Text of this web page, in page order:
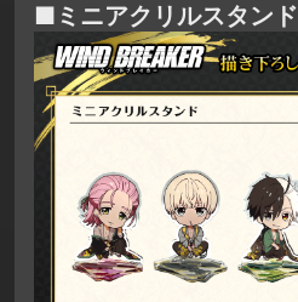
■ミニアクリルスタンド